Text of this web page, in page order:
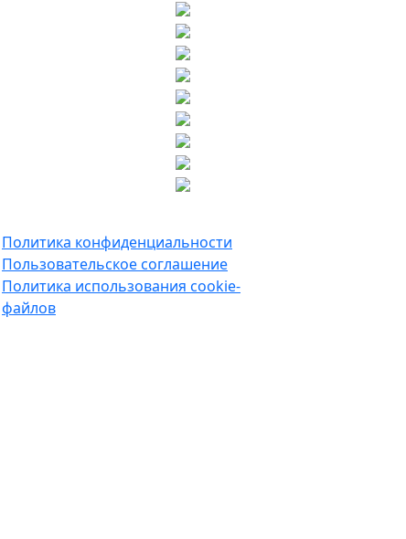
Политика конфиденциальности
Пользовательское соглашение
Политика использования cookie-
файлов